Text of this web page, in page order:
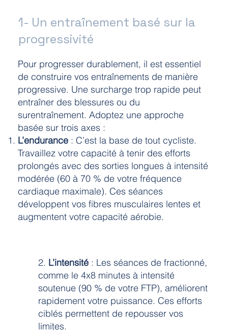
1- Un entraînement basé sur la
progressivité
Pour progresser durablement, il est essentiel
de construire vos entraînements de manière
progressive. Une surcharge trop rapide peut
entraîner des blessures ou du
surentraînement. Adoptez une approche
basée sur trois axes :
L’endurance : C’est la base de tout cycliste.
Travaillez votre capacité à tenir des efforts
prolongés avec des sorties longues à intensité
modérée (60 à 70 % de votre fréquence
cardiaque maximale). Ces séances
développent vos fibres musculaires lentes et
augmentent votre capacité aérobie.
​2. L’intensité : Les séances de fractionné,
comme le 4x8 minutes à intensité
soutenue (90 % de votre FTP), améliorent
rapidement votre puissance. Ces efforts
ciblés permettent de repousser vos
limites.